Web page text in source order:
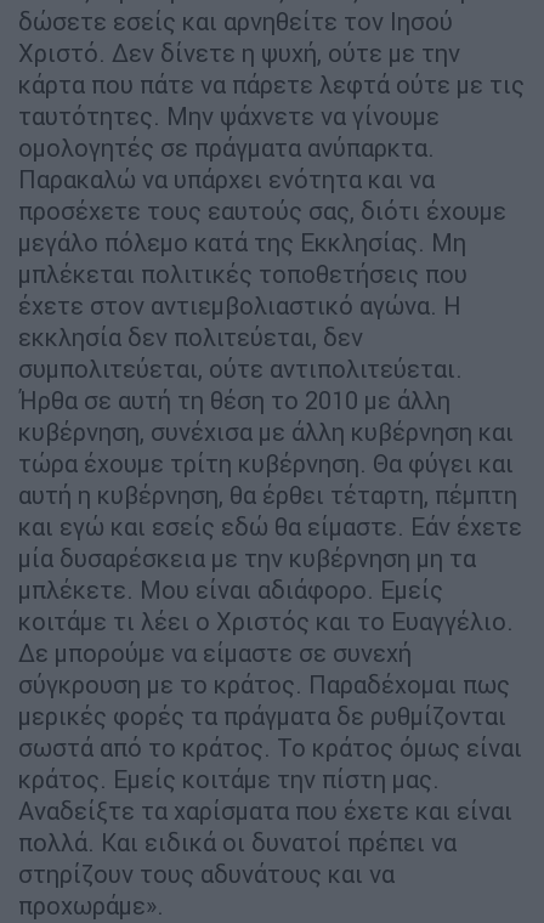
δώσετε εσείς και αρνηθείτε τον Ιησού
Χριστό. Δεν δίνετε η ψυχή, ούτε με την
κάρτα που πάτε να πάρετε λεφτά ούτε με τις
ταυτότητες. Μην ψάχνετε να γίνουμε
ομολογητές σε πράγματα ανύπαρκτα.
Παρακαλώ να υπάρχει ενότητα και να
προσέχετε τους εαυτούς σας, διότι έχουμε
μεγάλο πόλεμο κατά της Εκκλησίας. Μη
μπλέκεται πολιτικές τοποθετήσεις που
έχετε στον αντιεμβολιαστικό αγώνα. Η
εκκλησία δεν πολιτεύεται, δεν
συμπολιτεύεται, ούτε αντιπολιτεύεται.
Ήρθα σε αυτή τη θέση το 2010 με άλλη
κυβέρνηση, συνέχισα με άλλη κυβέρνηση και
τώρα έχουμε τρίτη κυβέρνηση. Θα φύγει και
αυτή η κυβέρνηση, θα έρθει τέταρτη, πέμπτη
και εγώ και εσείς εδώ θα είμαστε. Εάν έχετε
μία δυσαρέσκεια με την κυβέρνηση μη τα
μπλέκετε. Μου είναι αδιάφορο. Εμείς
κοιτάμε τι λέει ο Χριστός και το Ευαγγέλιο.
Δε μπορούμε να είμαστε σε συνεχή
σύγκρουση με το κράτος. Παραδέχομαι πως
μερικές φορές τα πράγματα δε ρυθμίζονται
σωστά από το κράτος. Το κράτος όμως είναι
κράτος. Εμείς κοιτάμε την πίστη μας.
Αναδείξτε τα χαρίσματα που έχετε και είναι
πολλά. Και ειδικά οι δυνατοί πρέπει να
στηρίζουν τους αδυνάτους και να
προχωράμε».